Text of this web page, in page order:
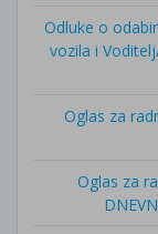
Odluke o
vozila i
Oglas za
Oglas za